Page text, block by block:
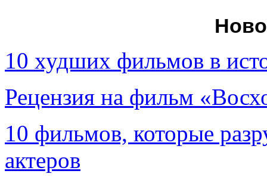
10 худших фильмов в
Рецензия на фильм
10 фильмов, которые
актеров